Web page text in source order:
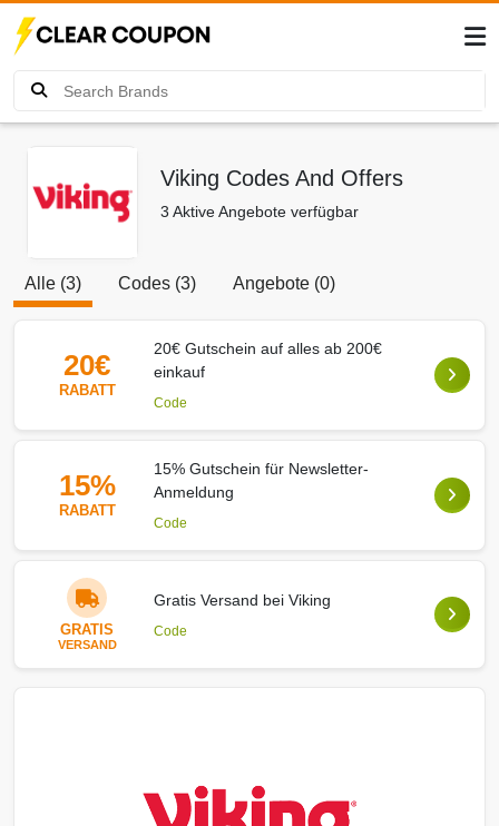
Viking Codes And Offers
3 Aktive Angebote verfügbar
Alle (3) Codes (3) Angebote (0)
20€
RABATT
20€ Gutschein auf alles ab 200€
einkauf
Code
15%
RABATT
15% Gutschein für Newsletter-
Anmeldung
Code
GRATIS
VERSAND
Gratis Versand bei Viking
Code